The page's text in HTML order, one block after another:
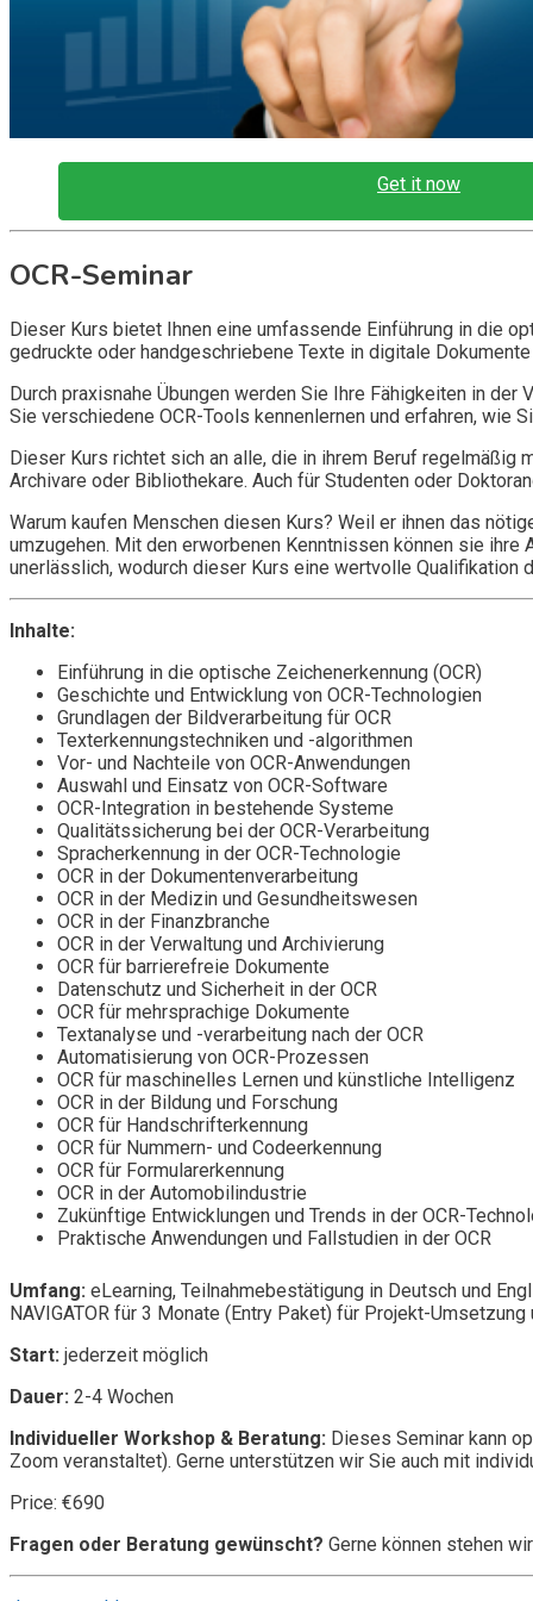
Get it now
OCR-Seminar
Dieser Kurs bietet Ihnen eine umfassende Einführung in die
gedruckte oder handgeschriebene Texte in digitale
Durch praxisnahe Übungen werden Sie Ihre Fähigkeiten in
Sie verschiedene OCR-Tools kennenlernen und erfahren, wie
Dieser Kurs richtet sich an alle, die in ihrem Beruf regelmäßig
Archivare oder Bibliothekare. Auch für Studenten oder
Warum kaufen Menschen diesen Kurs? Weil er ihnen das
umzugehen. Mit den erworbenen Kenntnissen können sie
unerlässlich, wodurch dieser Kurs eine wertvolle
Inhalte:
Einführung in die optische Zeichenerkennung (OCR)
Geschichte und Entwicklung von OCR-Technologien
Grundlagen der Bildverarbeitung für OCR
Texterkennungstechniken und -algorithmen
Vor- und Nachteile von OCR-Anwendungen
Auswahl und Einsatz von OCR-Software
OCR-Integration in bestehende Systeme
Qualitätssicherung bei der OCR-Verarbeitung
Spracherkennung in der OCR-Technologie
OCR in der Dokumentenverarbeitung
OCR in der Medizin und Gesundheitswesen
OCR in der Finanzbranche
OCR in der Verwaltung und Archivierung
OCR für barrierefreie Dokumente
Datenschutz und Sicherheit in der OCR
OCR für mehrsprachige Dokumente
Textanalyse und -verarbeitung nach der OCR
Automatisierung von OCR-Prozessen
OCR für maschinelles Lernen und künstliche Intelligenz
OCR in der Bildung und Forschung
OCR für Handschrifterkennung
OCR für Nummern- und Codeerkennung
OCR für Formularerkennung
OCR in der Automobilindustrie
Zukünftige Entwicklungen und Trends in der OCR-
Praktische Anwendungen und Fallstudien in der OCR
Umfang: eLearning, Teilnahmebestätigung in Deutsch und
NAVIGATOR für 3 Monate (Entry Paket) für Projekt-
Start: jederzeit möglich
Dauer: 2-4 Wochen
Individueller Workshop & Beratung: Dieses Seminar kann
Zoom veranstaltet). Gerne unterstützen wir Sie auch mit
Price: €690
Fragen oder Beratung gewünscht? Gerne können stehen